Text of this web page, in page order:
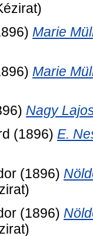
Marie
Marie
Nagy
(1896) E.
(1896)
(1896)